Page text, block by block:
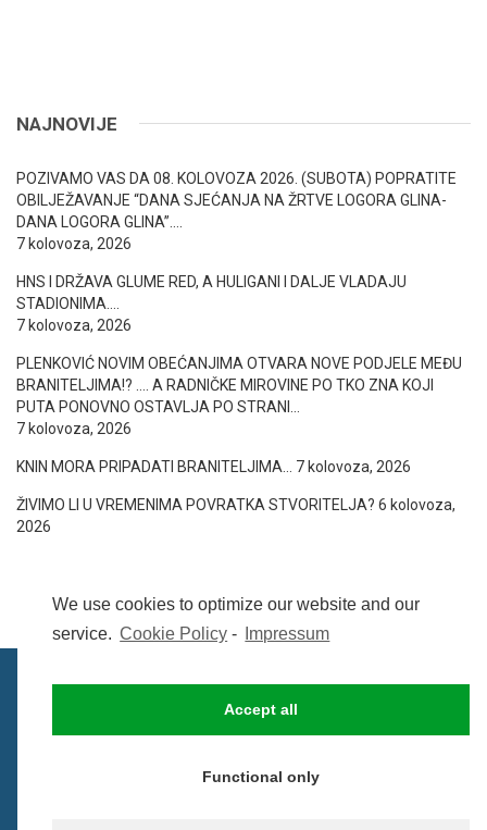
We use cookies to optimize our website and our
service. Cookie Policy - Impressum
Accept all
Functional only
NAJNOVIJE
POZIVAMO VAS DA 08. KOLOVOZA 2026. (SUBOTA) POPRATITE
OBILJEŽAVANJE “DANA SJEĆANJA NA ŽRTVE LOGORA GLINA-
DANA LOGORA GLINA”….
7 kolovoza, 2026
HNS I DRŽAVA GLUME RED, A HULIGANI I DALJE VLADAJU
STADIONIMA….
7 kolovoza, 2026
PLENKOVIĆ NOVIM OBEĆANJIMA OTVARA NOVE PODJELE MEĐU
BRANITELJIMA!? …. A RADNIČKE MIROVINE PO TKO ZNA KOJI
PUTA PONOVNO OSTAVLJA PO STRANI…
7 kolovoza, 2026
KNIN MORA PRIPADATI BRANITELJIMA… 7 kolovoza, 2026
ŽIVIMO LI U VREMENIMA POVRATKA STVORITELJA? 6 kolovoza,
2026